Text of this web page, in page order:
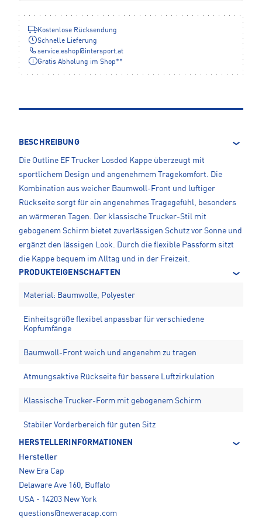
Kostenlose Rücksendung
Schnelle Lieferung
service.eshop@intersport.at
Gratis Abholung im Shop**
BESCHREIBUNG
Die Outline EF Trucker Losdod Kappe überzeugt mit
sportlichem Design und angenehmem Tragekomfort. Die
Kombination aus weicher Baumwoll-Front und luftiger
Rückseite sorgt für ein angenehmes Tragegefühl, besonders
an wärmeren Tagen. Der klassische Trucker-Stil mit
gebogenem Schirm bietet zuverlässigen Schutz vor Sonne und
ergänzt den lässigen Look. Durch die flexible Passform sitzt
die Kappe bequem im Alltag und in der Freizeit.
PRODUKTEIGENSCHAFTEN
Material: Baumwolle, Polyester
Einheitsgröße flexibel anpassbar für verschiedene
Kopfumfänge
Baumwoll-Front weich und angenehm zu tragen
Atmungsaktive Rückseite für bessere Luftzirkulation
Klassische Trucker-Form mit gebogenem Schirm
Stabiler Vorderbereich für guten Sitz
HERSTELLERINFORMATIONEN
Hersteller
New Era Cap
Delaware Ave 160, Buffalo
USA - 14203 New York
questions@neweracap.com